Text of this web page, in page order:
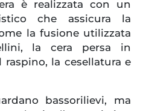
è realizzata con un
che assicura la
la fusione utilizzata
la cera persa in
la cesellatura e
bassorilievi, ma